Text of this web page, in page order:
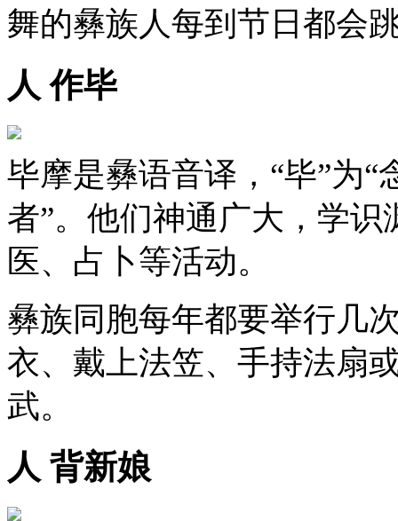
舞的彝族人每到节日都会
人 作毕
毕摩是彝语音译，“毕”为“
者”。他们神通广大，学
医、占卜等活动。
彝族同胞每年都要举行几
衣、戴上法笠、手持法扇
武。
人 背新娘